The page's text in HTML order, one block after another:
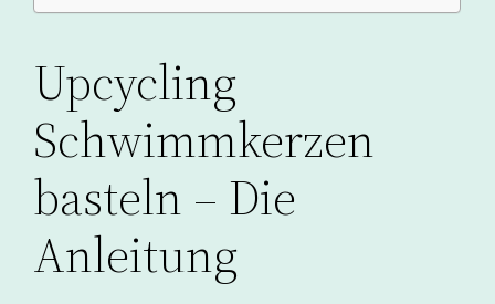
Upcycling
Schwimmkerzen
basteln – Die
Anleitung